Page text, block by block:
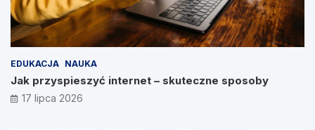
EDUKACJA NAUKA
Jak przyspieszyć internet – skuteczne sposoby
17 lipca 2026